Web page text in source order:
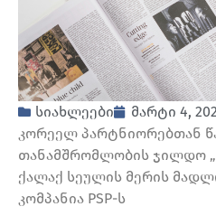
სიახლეები
მარტი 4,
კორეელ პარტნიორებთან
თანამშრომლობის ჯილდო
ქალაქ სეულის მერის
კომპანია PSP-ს